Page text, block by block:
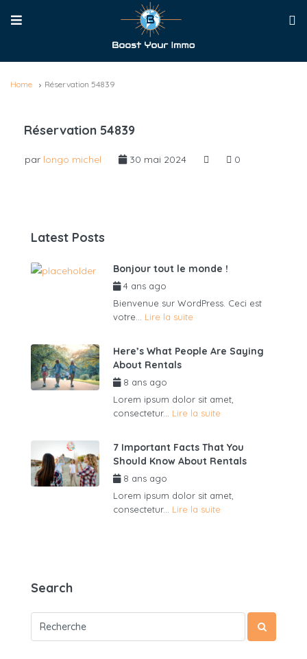
Home Réservation 54839
Réservation 54839
par longo michel 30 mai 2024 0
Latest Posts
Bonjour tout le monde !
4 ans ago
Bienvenue sur WordPress. Ceci est
votre... Lire la suite
Here’s What People Are Saying
About Rentals
8 ans ago
Lorem ipsum dolor sit amet,
consectetur... Lire la suite
7 Important Facts That You
Should Know About Rentals
8 ans ago
Lorem ipsum dolor sit amet,
consectetur... Lire la suite
Search